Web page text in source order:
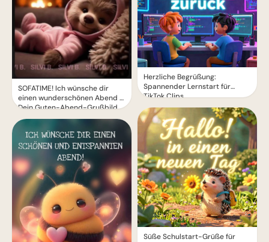
SOFATIME! Ich wünsche dir
einen wunderschönen Abend –
Dein Guten-Abend-Grußbild
Herzliche Begrüßung:
Spannender Lernstart für
TikTok Clips
Süße Schulstart-Grüße für